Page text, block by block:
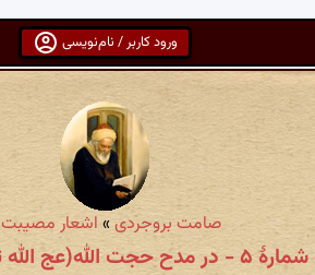
ورود کاربر / نام‌نویسی
صامت بروجردی» اشعار مصیبت
شمارهٔ ۵ - در مدح حجت الله(عج الله تعالی فرجه)